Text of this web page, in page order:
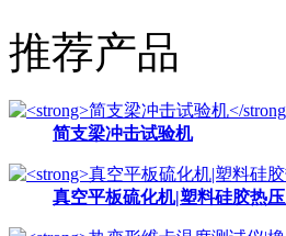
推荐产品
简支梁冲击试验机
真空平板硫化机|塑料硅胶热